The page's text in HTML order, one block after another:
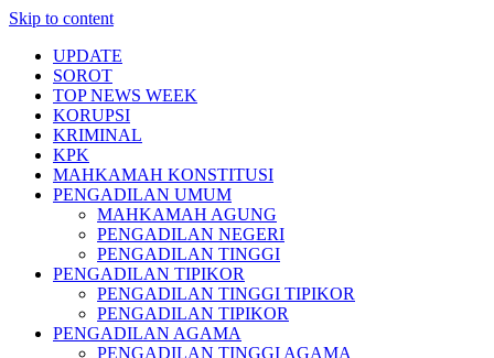
Skip to content
UPDATE
SOROT
TOP NEWS WEEK
KORUPSI
KRIMINAL
KPK
MAHKAMAH KONSTITUSI
PENGADILAN UMUM
MAHKAMAH AGUNG
PENGADILAN NEGERI
PENGADILAN TINGGI
PENGADILAN TIPIKOR
PENGADILAN TINGGI TIPIKOR
PENGADILAN TIPIKOR
PENGADILAN AGAMA
PENGADILAN TINGGI AGAMA